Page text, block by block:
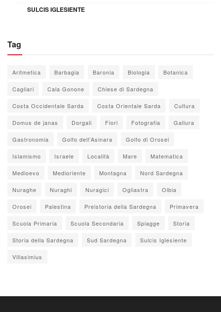
SULCIS IGLESIENTE
Tag
Aritmetica Barbagia Baronia Biologia Botanica
Cagliari Cala Gonone Chiese di Sardegna
Costa Occidentale Sarda Costa Orientale Sarda Cultura
Domus de janas Dorgali Fiori Fotografia Gallura
Gastronomia Golfo dell'Asinara Golfo di Orosei
Islamismo Israele Località Mare Matematica
Medioevo Medioriente Montagna Nord Sardegna
Nuraghe Nuraghi Nuragici Ogliastra Olbia
Orosei Palestina Preistoria della Sardegna Primavera
Scuola Primaria Scuola Secondaria Spiagge Storia
Storia della Sardegna Sud Sardegna Sulcis Iglesiente
Villasimius